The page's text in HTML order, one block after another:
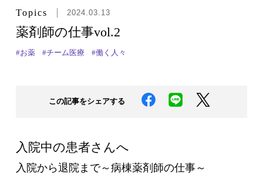
Topics 2024.03.13
薬剤師の仕事vol.2
#お薬 #チーム医療 #働く人々
この記事をシェアする
入院中の患者さんへ
入院から退院まで～病棟薬剤師の仕事～